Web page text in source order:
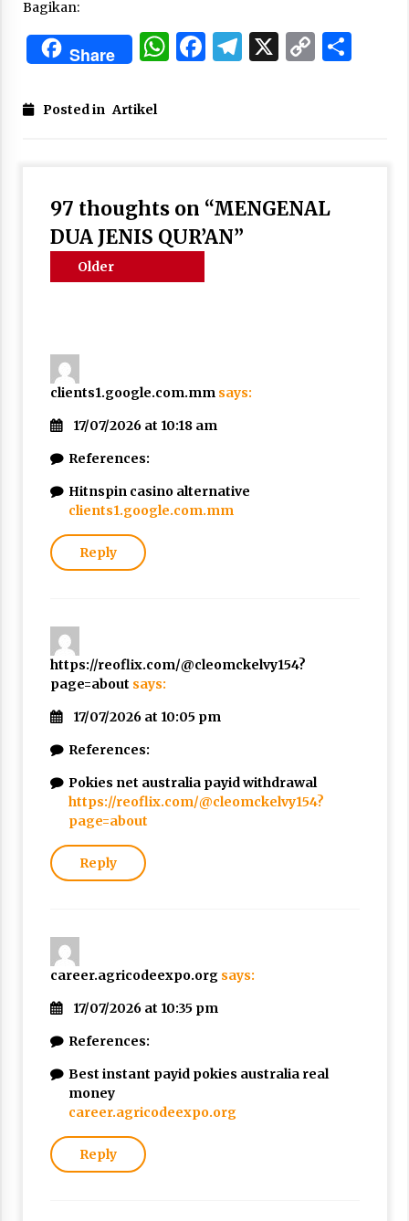
Bagikan:
Share WhatsApp
Facebook
Telegram
X Copy
Posted in Artikel
97 thoughts on “MENGENAL
DUA JENIS QUR’AN”
Comments
Older
clients1.google.com.mm says:
17/07/2026 at 10:18 am
References:
Hitnspin casino alternative
clients1.google.com.mm
Reply
https://reoflix.com/@cleomckelvy154?
page=about says:
17/07/2026 at 10:05 pm
References:
Pokies net australia payid withdrawal
https://reoflix.com/@cleomckelvy154?
page=about
Reply
career.agricodeexpo.org says:
17/07/2026 at 10:35 pm
References:
Best instant payid pokies australia real
money
career.agricodeexpo.org
Reply